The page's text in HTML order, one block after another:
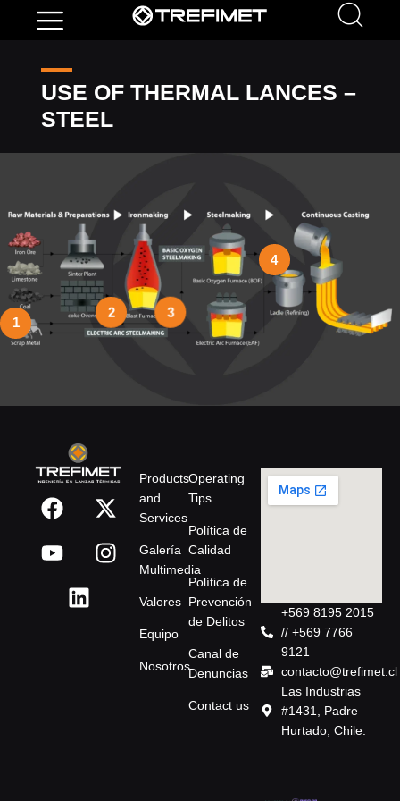
USE OF THERMAL LANCES –
STEEL
1
TR-50, TR-75 y
ofrecen cortes rápidos,
para materiales duros y
y facilita un reciclaje más
2 3
4
Products
and
Services
Galería
Multimedia
Valores
Equipo
Nosotros
Operating
Tips
Política de
Calidad
Política de
Prevención
de Delitos
Canal de
Denuncias
Contact us
+569 8195 2015
// +569 7766
9121
contacto@trefimet.cl
Las Industrias
#1431, Padre
Hurtado, Chile.